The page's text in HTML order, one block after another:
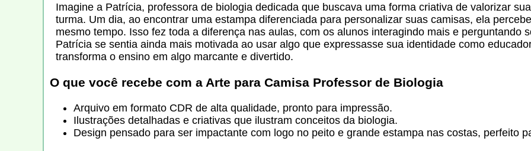
Imagine a Patrícia, professora de biologia dedicada que buscava uma forma criativa de valorizar
turma. Um dia, ao encontrar uma estampa diferenciada para personalizar suas camisas, ela
mesmo tempo. Isso fez toda a diferença nas aulas, com os alunos interagindo mais e perguntando
Patrícia se sentia ainda mais motivada ao usar algo que expressasse sua identidade como
transforma o ensino em algo marcante e divertido.
O que você recebe com a Arte para Camisa Professor de Biologia
Arquivo em formato CDR de alta qualidade, pronto para impressão.
Ilustrações detalhadas e criativas que ilustram conceitos da biologia.
Design pensado para ser impactante com logo no peito e grande estampa nas costas, perfeito